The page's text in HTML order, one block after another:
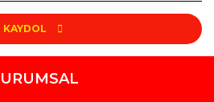
KAYDOL